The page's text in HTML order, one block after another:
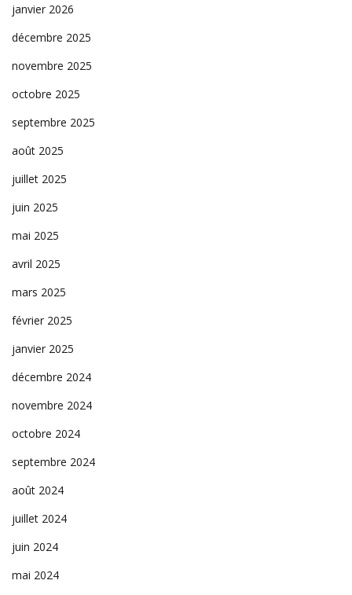
janvier 2026
décembre 2025
novembre 2025
octobre 2025
septembre 2025
août 2025
juillet 2025
juin 2025
mai 2025
avril 2025
mars 2025
février 2025
janvier 2025
décembre 2024
novembre 2024
octobre 2024
septembre 2024
août 2024
juillet 2024
juin 2024
mai 2024